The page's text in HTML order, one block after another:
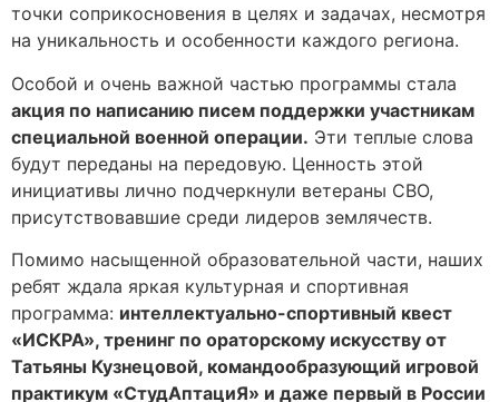
точки соприкосновения в целях и задачах, несмотря
на уникальность и особенности каждого региона.
Особой и очень важной частью программы стала
акция по написанию писем поддержки участникам
специальной военной операции. Эти теплые слова
будут переданы на передовую. Ценность этой
инициативы лично подчеркнули ветераны СВО,
присутствовавшие среди лидеров землячеств.
Помимо насыщенной образовательной части, наших
ребят ждала яркая культурная и спортивная
программа: интеллектуально-спортивный квест
«ИСКРА», тренинг по ораторскому искусству от
Татьяны Кузнецовой, командообразующий игровой
практикум «СтудАптациЯ» и даже первый в России